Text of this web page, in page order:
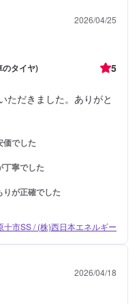
2026/04/25
のタイヤ) 5
ただきました。ありがと
価でした
丁寧でした
りが正確でした
十市SS / (株)西日本エネルギー
2026/04/18